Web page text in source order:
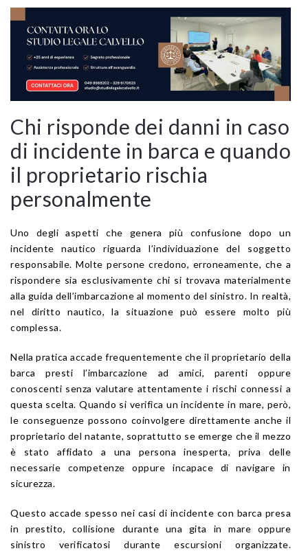
Chi risponde dei danni in caso
di incidente in barca e quando
il proprietario rischia
personalmente
Uno degli aspetti che genera più confusione dopo un
incidente nautico riguarda l’individuazione del soggetto
responsabile. Molte persone credono, erroneamente, che a
rispondere sia esclusivamente chi si trovava materialmente
alla guida dell’imbarcazione al momento del sinistro. In realtà,
nel diritto nautico, la situazione può essere molto più
complessa.
Nella pratica accade frequentemente che il proprietario della
barca presti l’imbarcazione ad amici, parenti oppure
conoscenti senza valutare attentamente i rischi connessi a
questa scelta. Quando si verifica un incidente in mare, però,
le conseguenze possono coinvolgere direttamente anche il
proprietario del natante, soprattutto se emerge che il mezzo
è stato affidato a una persona inesperta, priva delle
necessarie competenze oppure incapace di navigare in
sicurezza.
Questo accade spesso nei casi di incidente con barca presa
in prestito, collisione durante una gita in mare oppure
sinistro verificatosi durante escursioni organizzate.